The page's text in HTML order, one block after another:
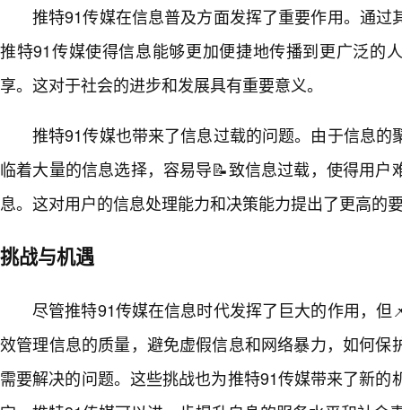
推特91传媒在信息普及方面发挥了重要作用。通过
推特91传媒使得信息能够更加便捷地传播到更广泛的
享。这对于社会的进步和发展具有重要意义。
推特91传媒也带来了信息过载的问题。由于信息的
临着大量的信息选择，容易导📝致信息过载，使得用户
息。这对用户的信息处理能力和决策能力提出了更高的
挑战与机遇
尽管推特91传媒在信息时代发挥了巨大的作用，但
效管理信息的质量，避免虚假信息和网络暴力，如何保
需要解决的问题。这些挑战也为推特91传媒带来了新